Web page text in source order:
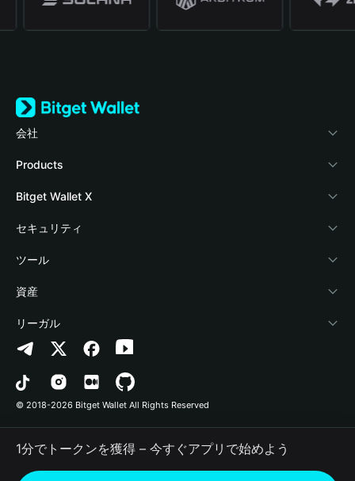
会社
Bitget Walletについて
ブログ
アカデミー
暗号資産ニュース
Help Center
お問い合わせ
ブランドリソース
キャリア
Products
Crypto Card
Stablecoin Earn
Payfi Crypto
Crypto Swap API
Altcoin Season Index
Prediction Markets
DApp
RWA
Bitget Wallet X
デベロッパー
ウォレットを接続
Bitget Wallet Pay
プロジェクトを掲載
セキュリティ
保護基金
セキュリティ技術
ツール
暗号資産を購入
認証検出
コントラクト検出
一括送金
資産
Arbitrum
Avalanche
Bitcoin
Polygon
リーガル
プライバシーポリシー
利用規約
© 2018-2026 Bitget Wallet All Rights Reserved
1分でトークンを獲得 – 今すぐアプリで始めよう